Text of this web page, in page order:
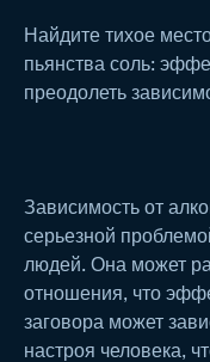
Найдите тихое
пьянства соль:
преодолеть
Зависимость от
серьезной
людей. Она может
отношения, что
заговора может
настроя человека,